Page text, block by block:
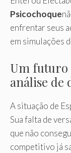
Psicochoque
enfrentar seus
em simulações
Um futuro
análise de
A situação de
Sua falta de
que não
competitivo já